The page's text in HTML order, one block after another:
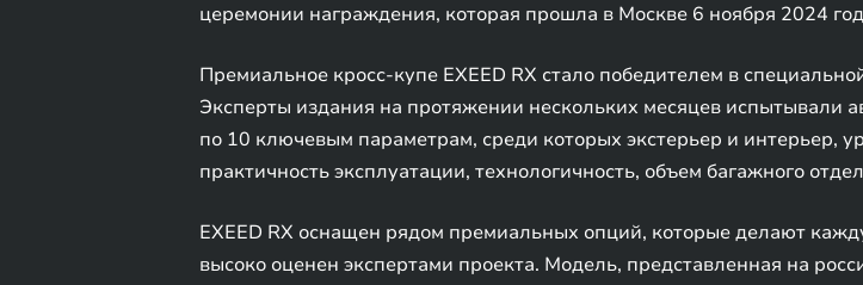
церемонии награждения, которая прошла в Москве 6 ноября 2024
Премиальное кросс-купе EXEED RX стало победителем в
Эксперты издания на протяжении нескольких месяцев испытывали
по 10 ключевым параметрам, среди которых экстерьер и интерьер,
практичность эксплуатации, технологичность, объем багажного
EXEED RX оснащен рядом премиальных опций, которые делают
высоко оценен экспертами проекта. Модель, представленная на